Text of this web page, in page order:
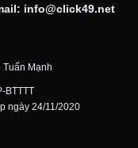
info@click49.net
Mạnh
BTTTT
ngày 24/11/2020